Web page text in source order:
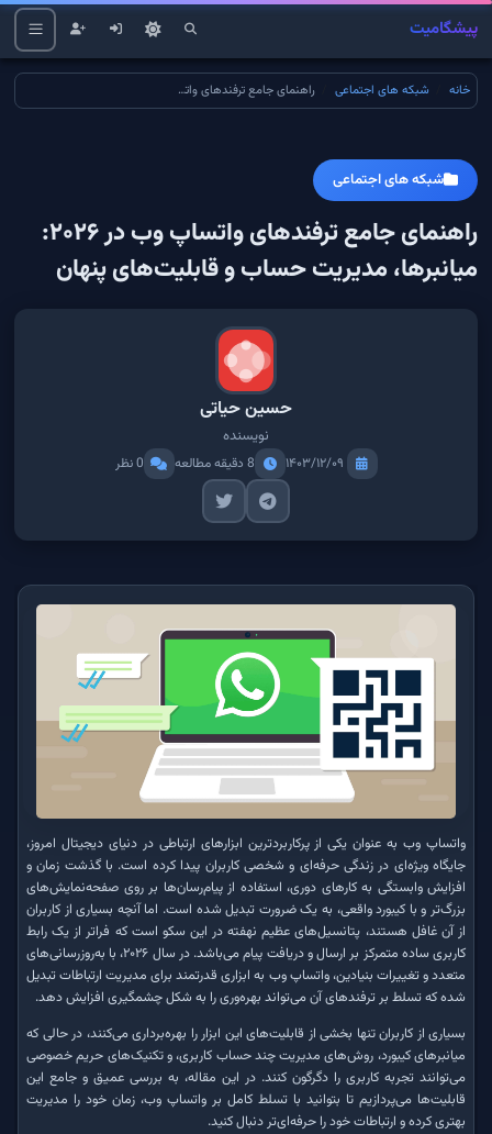
پیشگامیت
خانه شبکه های اجتماعی راهنمای جامع ترفندهای واتساپ وب در ۲۰۲۶: میانبرها، مدیریت حساب و قابلیت‌های پنهان
شبکه های اجتماعی
راهنمای جامع ترفندهای واتساپ وب در ۲۰۲۶:
میانبرها، مدیریت حساب و قابلیت‌های پنهان
حسین حیاتی
نویسنده
۱۴۰۳/۱۲/۰۹ 8 دقیقه مطالعه 0 نظر
واتساپ وب به عنوان یکی از پرکاربردترین ابزارهای ارتباطی در دنیای دیجیتال امروز،
جایگاه ویژه‌ای در زندگی حرفه‌ای و شخصی کاربران پیدا کرده است. با گذشت زمان و
افزایش وابستگی به کارهای دوری، استفاده از پیام‌رسان‌ها بر روی صفحه‌نمایش‌های
بزرگ‌تر و با کیبورد واقعی، به یک ضرورت تبدیل شده است. اما آنچه بسیاری از کاربران
از آن غافل هستند، پتانسیل‌های عظیم نهفته در این سکو است که فراتر از یک رابط
کاربری ساده متمرکز بر ارسال و دریافت پیام می‌باشد. در سال ۲۰۲۶، با به‌روزرسانی‌های
متعدد و تغییرات بنیادین، واتساپ وب به ابزاری قدرتمند برای مدیریت ارتباطات تبدیل
شده که تسلط بر ترفندهای آن می‌تواند بهره‌وری را به شکل چشمگیری افزایش دهد.
بسیاری از کاربران تنها بخشی از قابلیت‌های این ابزار را بهره‌برداری می‌کنند، در حالی که
میانبرهای کیبورد، روش‌های مدیریت چند حساب کاربری، و تکنیک‌های حریم خصوصی
می‌توانند تجربه کاربری را دگرگون کنند. در این مقاله، به بررسی عمیق و جامع این
قابلیت‌ها می‌پردازیم تا بتوانید با تسلط کامل بر واتساپ وب، زمان خود را مدیریت
بهتری کرده و ارتباطات خود را حرفه‌ای‌تر دنبال کنید.